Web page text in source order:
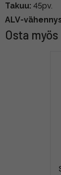
Takuu: 45pv.
ALV-
Osta myös